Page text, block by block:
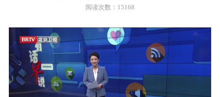
阅读次数：15168